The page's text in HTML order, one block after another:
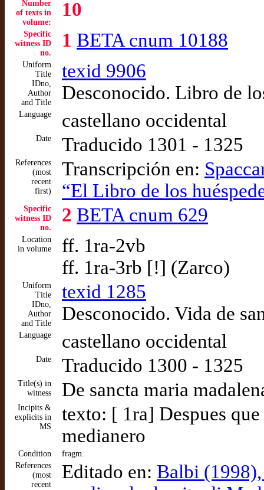
Number
of texts in
volume:
10
Specific
witness ID
no.
1 BETA cnum 10188
Uniform
Title
IDno,
Author
and Title
texid 9906
Desconocido. Libro de
Language castellano occidental
Date Traducido 1301 - 1325
References
(most
recent
first)
Transcripción en:
“El Libro de los
Specific
witness ID
no.
2 BETA cnum 629
Location
in volume
ff. 1ra-2vb
ff. 1ra-3rb [!] (Zarco)
Uniform
Title
IDno,
Author
and Title
texid 1285
Desconocido. Vida de
Language castellano occidental
Date Traducido 1300 - 1325
Title(s) in
witness
De sancta maria
Incipits &
explicits in
MS
texto: [ 1ra] Despues
medianero
Condition
fragm.
References
(most
recent
Editado en: Balbi